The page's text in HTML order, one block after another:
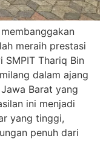
meraih prestasi
SMPIT Thariq Bin
dalam ajang
Barat yang
ini menjadi
yang tinggi,
penuh dari